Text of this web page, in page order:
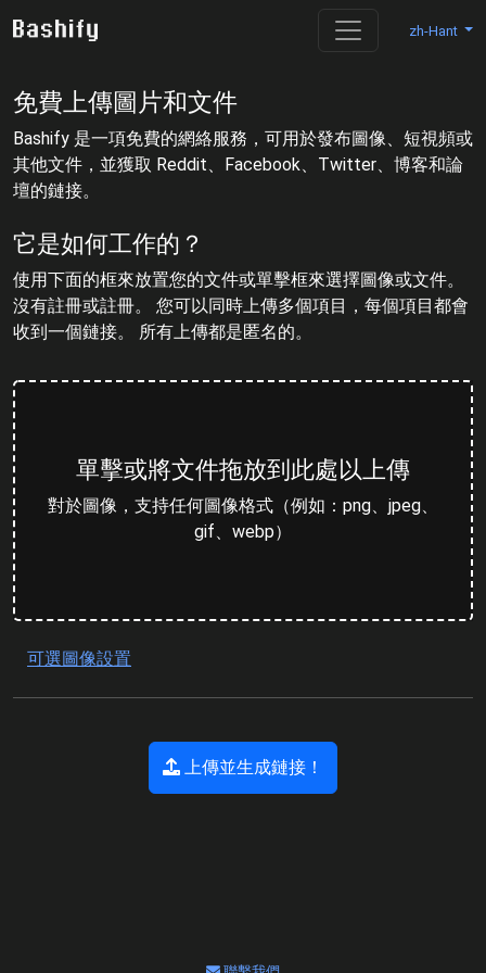
zh-Hant
免費上傳圖片和文件
Bashify 是一項免費的網絡服務，可用於發布圖像、短視頻或
其他文件，並獲取 Reddit、Facebook、Twitter、博客和論
壇的鏈接。
它是如何工作的？
使用下面的框來放置您的文件或單擊框來選擇圖像或文件。
沒有註冊或註冊。 您可以同時上傳多個項目，每個項目都會
收到一個鏈接。 所有上傳都是匿名的。
單擊或將文件拖放到此處以上傳
對於圖像，支持任何圖像格式（例如：png、jpeg、
gif、webp）
可選圖像設置
上傳並生成鏈接！